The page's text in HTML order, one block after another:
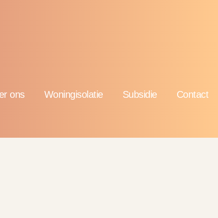
ons Woningisolatie Subsidie Contact